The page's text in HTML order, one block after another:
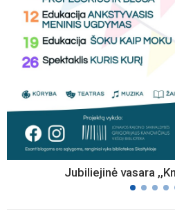
Jubiliejinė vasara